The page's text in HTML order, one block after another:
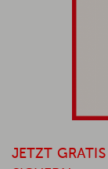
JETZT